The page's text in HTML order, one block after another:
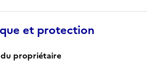
et protection
propriétaire